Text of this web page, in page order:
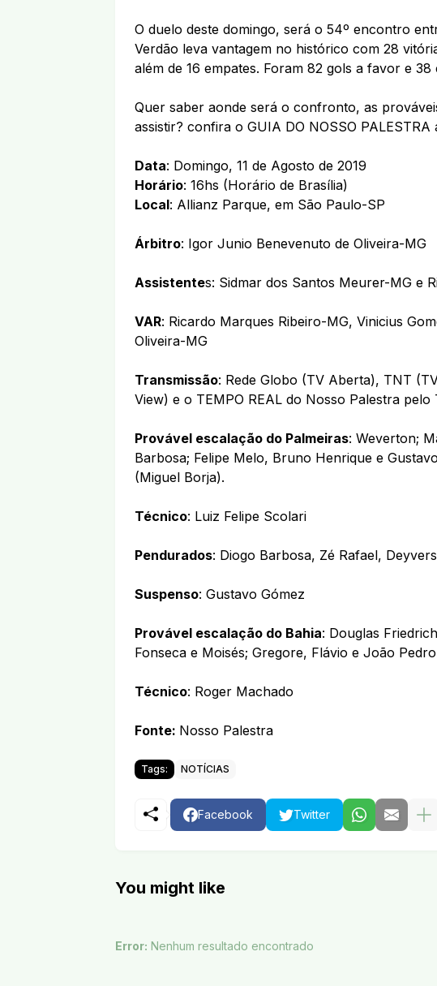
O duelo deste domingo, será o 54º encontro
Verdão leva vantagem no histórico com 28
além de 16 empates. Foram 82 gols a favor e 38
Quer saber aonde será o confronto, as
assistir? confira o GUIA DO NOSSO PALESTRA
Data: Domingo, 11 de Agosto de 2019
Horário: 16hs (Horário de Brasília)
Local: Allianz Parque, em São Paulo-SP
Árbitro: Igor Junio Benevenuto de Oliveira-MG
Assistentes: Sidmar dos Santos Meurer-MG e
VAR: Ricardo Marques Ribeiro-MG, Vinicius
Oliveira-MG
Transmissão: Rede Globo (TV Aberta), TNT
View) e o TEMPO REAL do Nosso Palestra pelo
Provável escalação do Palmeiras: Weverton;
Barbosa; Felipe Melo, Bruno Henrique e
(Miguel Borja).
Técnico: Luiz Felipe Scolari
Pendurados: Diogo Barbosa, Zé Rafael,
Suspenso: Gustavo Gómez
Provável escalação do Bahia: Douglas
Fonseca e Moisés; Gregore, Flávio e João
Técnico: Roger Machado
Fonte: Nosso Palestra
Tags: NOTÍCIAS
Facebook Twitter
You might like
Error: Nenhum resultado encontrado